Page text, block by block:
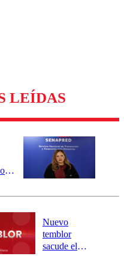
LEÍDAS
Nuevo
temblor
sacude el